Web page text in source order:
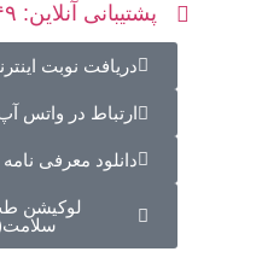
پشتیبانی آنلاین: ۰۹۹۰۸۹۳۸۷۴۹
دریافت نوبت
ارتباط در واتس
دانلود معرفی
لوکیشن